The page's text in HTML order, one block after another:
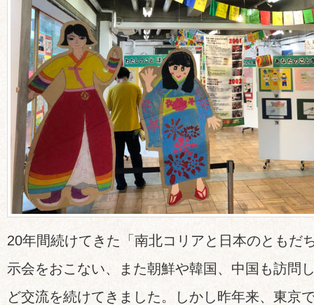
20年間続けてきた「南北コリアと日本のともだ
示会をおこない、また朝鮮や韓国、中国も訪問
ど交流を続けてきました。しかし昨年来、東京